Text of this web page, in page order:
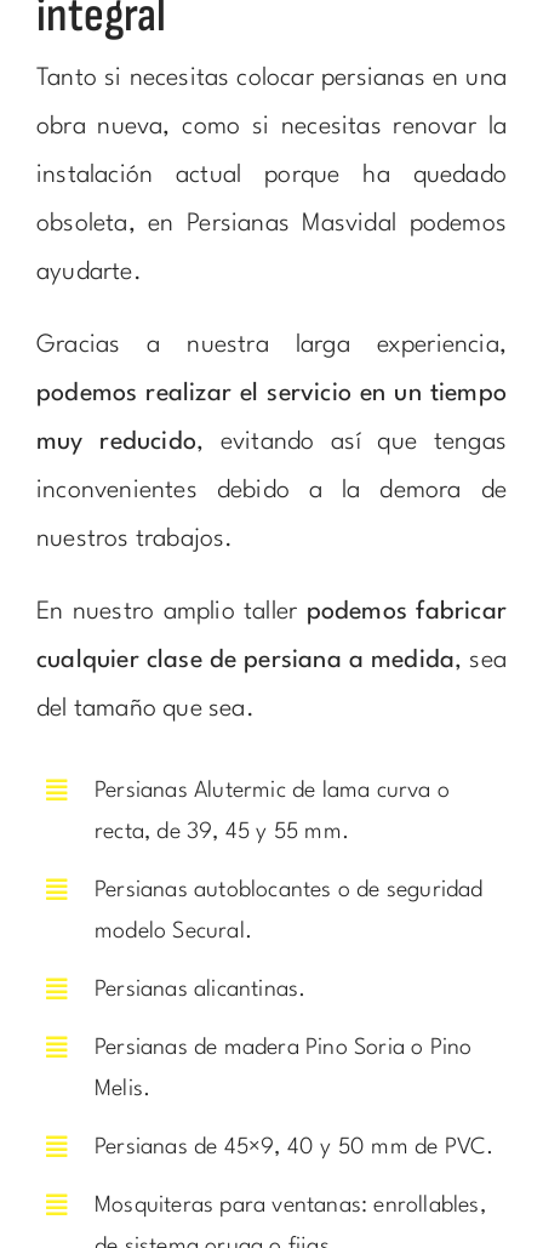
integral
Tanto si necesitas colocar persianas en una
obra nueva, como si necesitas renovar la
instalación actual porque ha quedado
obsoleta, en Persianas Masvidal podemos
ayudarte.
Gracias a nuestra larga experiencia,
podemos realizar el servicio en un tiempo
muy reducido, evitando así que tengas
inconvenientes debido a la demora de
nuestros trabajos.
En nuestro amplio taller podemos fabricar
cualquier clase de persiana a medida, sea
del tamaño que sea.
Persianas Alutermic de lama curva o
recta, de 39, 45 y 55 mm.
Persianas autoblocantes o de seguridad
modelo Secural.
Persianas alicantinas.
Persianas de madera Pino Soria o Pino
Melis.
Persianas de 45×9, 40 y 50 mm de PVC.
Mosquiteras para ventanas: enrollables,